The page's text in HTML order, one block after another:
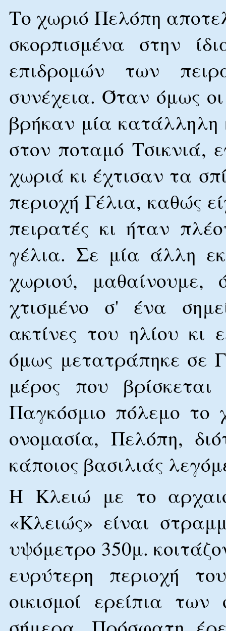
Το χωριό Πελόπη
σκορπισμένα στην
επιδρομών των
συνέχεια. Όταν όμως
βρήκαν μία κατάλληλη
στον ποταμό Τσικνιά,
χωριά κι έχτισαν τα
περιοχή Γέλια, καθώς
πειρατές κι ήταν
γέλια. Σε μία άλλη
χωριού,
χτισμένο σ' ένα
ακτίνες του ηλίου κι
όμως μετατράπηκε σε
μέρος που
Παγκόσμιο πόλεμο το
ονομασία, Πελόπη,
κάποιος βασιλιάς
Η Κλειώ με το
«Κλειώς» είναι
υψόμετρο 350μ.
ευρύτερη περιοχή
οικισμοί ερείπια